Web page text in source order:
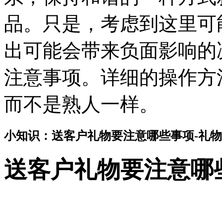
品。只是，考虑到这里
出可能会带来负面影响
注意事项。详细的操作
而不是熟人一样。
小知识：送客户礼物要注意哪些事项-礼
送客户礼物要注意